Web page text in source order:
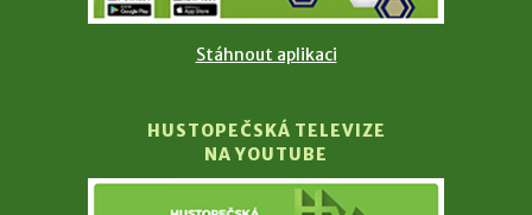
Stáhnout aplikaci
HUSTOPEČSKÁ TELEVIZE
NA YOUTUBE